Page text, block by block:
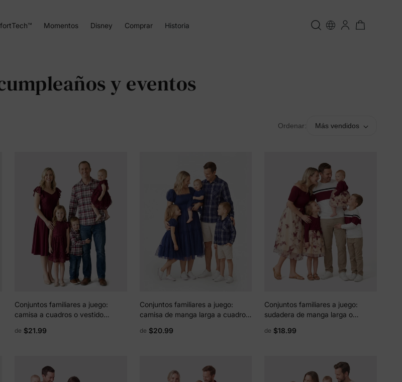
Momentos Disney Comprar Historia
y eventos
Ordenar: Más vendidos
Conjuntos familiares a juego:
camisa a cuadros o vestido
volantes de encaje color vino
de $21.99
Conjuntos familiares a juego:
camisa de manga larga a cuadros
con mangas abullonadas y
de $20.99
Conjuntos familiares a juego:
sudadera de manga larga o
mariposas y hombros
de $18.99